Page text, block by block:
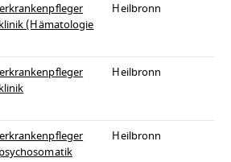
(Hämatologie
Heilbronn
Heilbronn
Heilbronn